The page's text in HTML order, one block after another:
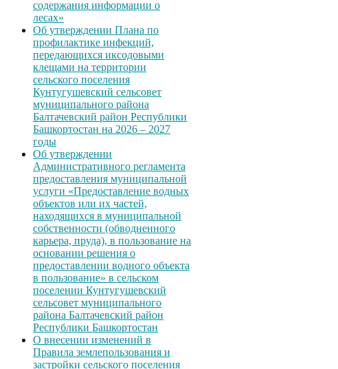
содержания информации о
лесах»
Об утверждении Плана по
профилактике инфекций,
передающихся иксодовыми
клещами на территории
сельского поселения
Кунтугушевский сельсовет
муниципального района
Балтачевский район Республики
Башкортостан на 2026 – 2027
годы
Об утверждении
Административного регламента
предоставления муниципальной
услуги «Предоставление водных
объектов или их частей,
находящихся в муниципальной
собственности (обводненного
карьера, пруда), в пользование на
основании решения о
предоставлении водного объекта
в пользование» в сельском
поселении Кунтугушевский
сельсовет муниципального
района Балтачевский район
Республики Башкортостан
О внесении изменений в
Правила землепользования и
застройки сельского поселения